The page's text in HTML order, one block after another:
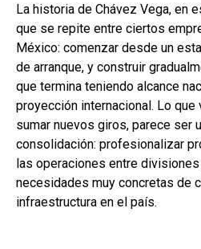
La historia de Chávez Vega, en
que se repite entre ciertos
México: comenzar desde un
de arranque, y construir
que termina teniendo alcance
proyección internacional. Lo que
sumar nuevos giros, parece ser
consolidación: profesionalizar
las operaciones entre
necesidades muy concretas de
infraestructura en el país.